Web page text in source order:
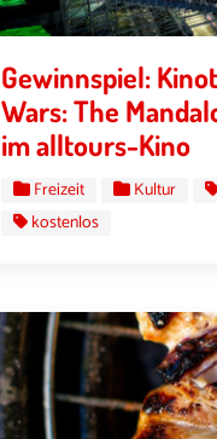
Gewinnspiel:
Wars: The
im alltours-Kino
Freizeit Kultur
kostenlos